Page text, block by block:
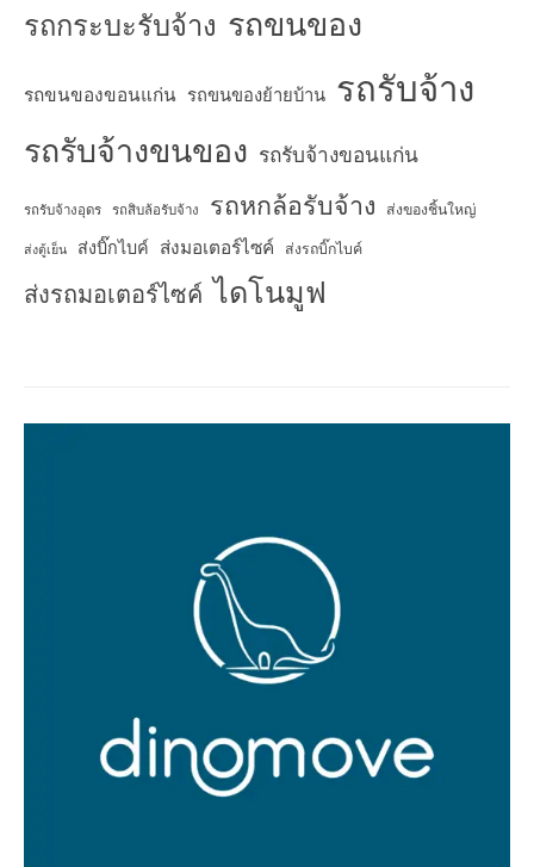
รถกระบะรับจ้าง รถขนของ
รถขนของขอนแก่น รถขนของย้ายบ้าน รถรับจ้าง
รถรับจ้างขนของ รถรับจ้างขอนแก่น
รถรับจ้างอุดร รถสิบล้อรับจ้าง รถหกล้อรับจ้าง ส่งของชิ้นใหญ่
ส่งตู้เย็น ส่งบิ๊กไบค์ ส่งมอเตอร์ไซค์ ส่งรถบิ๊กไบค์
ส่งรถมอเตอร์ไซค์ ไดโนมูฟ